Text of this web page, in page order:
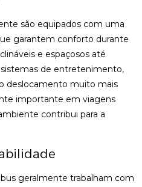
são equipados com uma
garantem conforto durante
e espaçosos até
de entretenimento,
deslocamento muito mais
importante em viagens
contribui para a
geralmente trabalham com